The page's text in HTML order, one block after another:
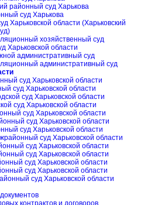
районный суд Харькова
суд Харькова
Харьковской области (Харьковский
хозяйственный суд
Харьковской области
административный суд
административный суд
суд Харьковской области
суд Харьковской области
суд Харьковской области
суд Харьковской области
суд Харьковской области
суд Харьковской области
суд Харьковской области
суд Харьковской области
суд Харьковской области
суд Харьковской области
суд Харьковской области
суд Харьковской области
суд Харьковской области